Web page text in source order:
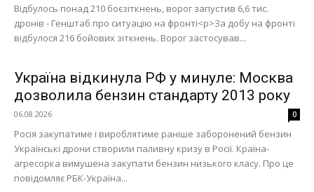
Київ
Економіка
Політика
Світ
Технології
Війна
Відбулось понад 210 боєзіткнень, ворог запустив 6,6 тис.
дронів - Генштаб про ситуацію на фронті<p>За добу на фронті
відбулося 216 бойових зіткнень. Ворог застосував...
Україна відкинула РФ у минуле: Москва
дозволила бензин стандарту 2013 року
06.08.2026 0
Росія закупатиме і вироблятиме раніше заборонений бензин
Українські дрони створили паливну кризу в Росії. Країна-
агресорка вимушена закупати бензин низького класу. Про це
повідомляє РБК-Україна...